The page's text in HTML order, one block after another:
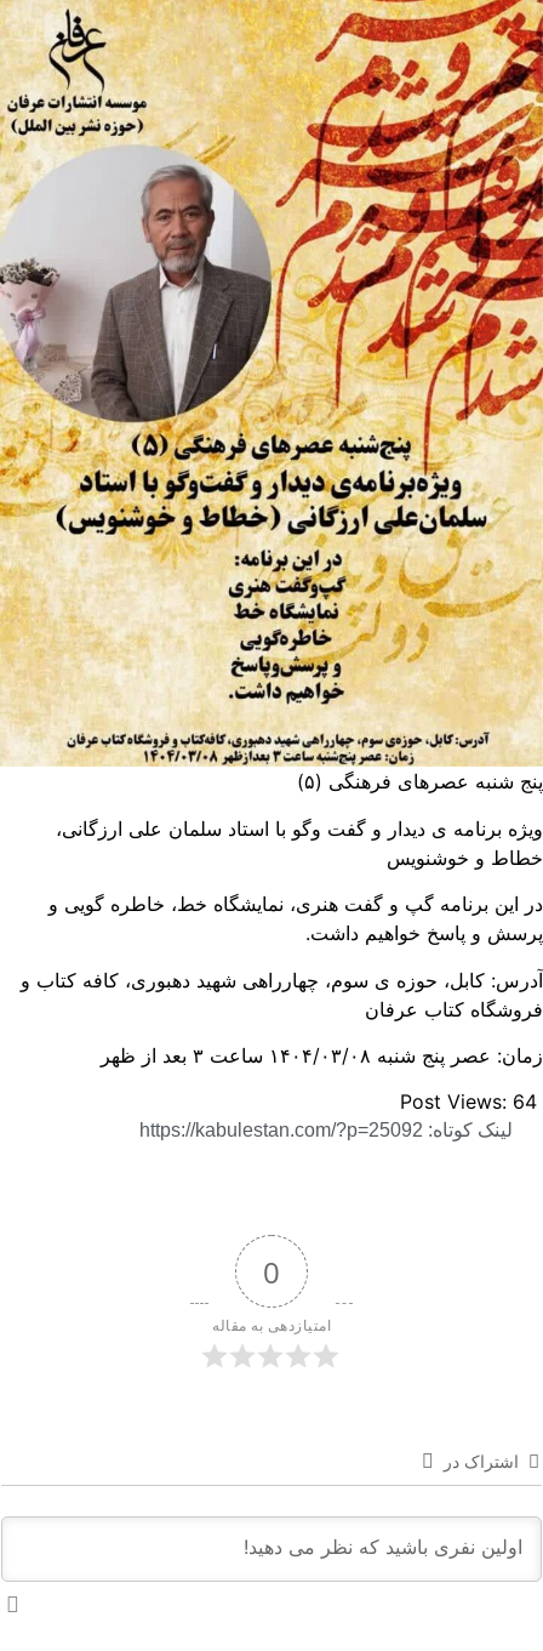
شنبه عصرهای فرهنگی (۵)
برنامه ی دیدار و گفت وگو با استاد سلمان علی ارزگانی،
و خوشنویس
این برنامه گپ و گفت هنری، نمایشگاه خط، خاطره گویی و
و پاسخ خواهیم داشت.
کابل، حوزه ی سوم، چهارراهی شهید دهبوری، کافه کتاب و
کتاب عرفان
عصر پنج شنبه ۱۴۰۴/۰۳/۰۸ ساعت ۳ بعد از ظهر
Post Views:
لینک کوتاه: https://kabulestan.com/?p=25092
0
امتیازدهی به مقاله
اشتراک در